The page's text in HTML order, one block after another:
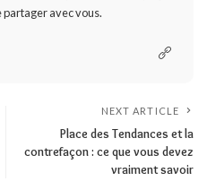
avec vous.
NEXT ARTICLE
Place des Tendances et la
contrefaçon : ce que vous devez
vraiment savoir